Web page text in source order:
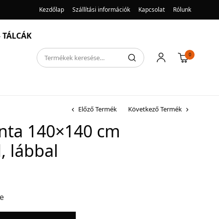
Kezdőlap Szállítási információk Kapcsolat Rólunk
0
Előző Termék Következő Termék
140×140 cm
lábbal